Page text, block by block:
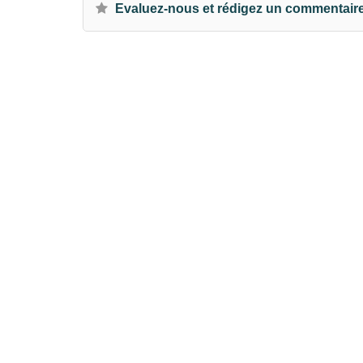
Evaluez-nous et rédigez un